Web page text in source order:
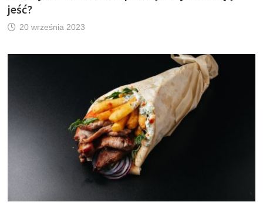
jeść?
20 września 2023